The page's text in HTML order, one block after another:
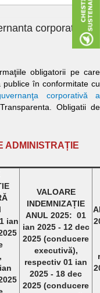
corporativa
obligatorii pe care
în conformitate cu
corporativă a
Obligatii de
ADMINISTRAȚIE
ian
VALOARE
INDEMNIZAȚIE
ANUL 2025: 01
ian 2025 - 12 dec
2025 (conducere
executivă),
respectiv 01 ian
2025 - 18 dec
2025 (conducere